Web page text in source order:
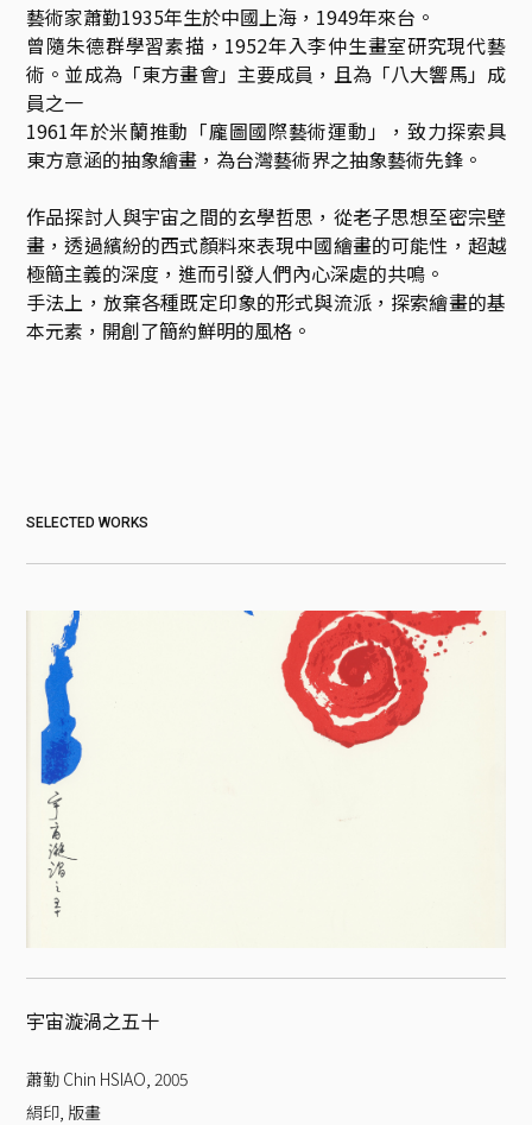
藝術家蕭勤1935年生於中國上海，1949年來台。
曾隨朱德群學習素描，1952年入李仲生畫室研究現代藝
術。並成為「東方畫會」主要成員，且為「八大響馬」成
員之一
1961年於米蘭推動「龐圖國際藝術運動」，致力探索具
東方意涵的抽象繪畫，為台灣藝術界之抽象藝術先鋒。
作品探討人與宇宙之間的玄學哲思，從老子思想至密宗壁
畫，透過繽紛的西式顏料來表現中國繪畫的可能性，超越
極簡主義的深度，進而引發人們內心深處的共鳴。
手法上，放棄各種既定印象的形式與流派，探索繪畫的基
SELECTED WORKS
宇宙漩渦之五十
蕭勤 Chin HSIAO 2005
絹印, 版畫